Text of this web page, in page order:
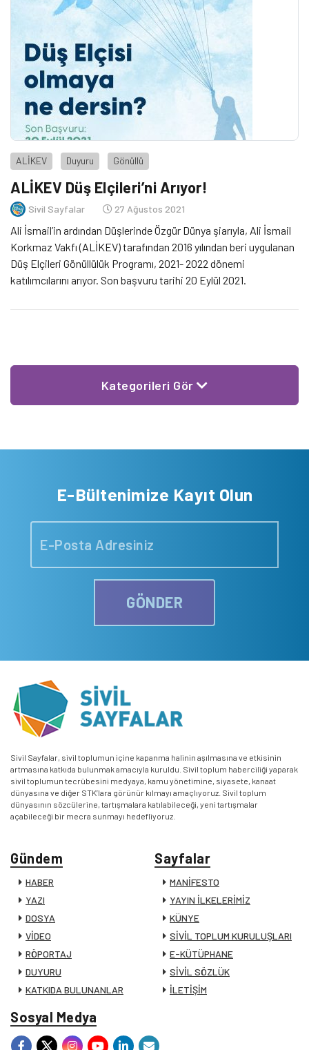
ALİKEV Duyuru Gönüllü
ALİKEV Düş Elçileri’ni Arıyor!
Sivil Sayfalar 27 Ağustos 2021
Ali İsmail’in ardından Düşlerinde Özgür Dünya şiarıyla, Ali İsmail
Korkmaz Vakfı (ALİKEV) tarafından 2016 yılından beri uygulanan
Düş Elçileri Gönüllülük Programı, 2021- 2022 dönemi
katılımcılarını arıyor. Son başvuru tarihi 20 Eylül 2021.
Kategorileri Gör
E-Bültenimize Kayıt Olun
GÖNDER
Sivil Sayfalar, sivil toplumun içine kapanma halinin aşılmasına ve etkisinin
artmasına katkıda bulunmak amacıyla kuruldu. Sivil toplum haberciliği yaparak
sivil toplumun tecrübesini medyaya, kamu yönetimine, siyasete, kanaat
dünyasına ve diğer STK’lara görünür kılmayı amaçlıyoruz. Sivil toplum
dünyasının sözcülerine, tartışmalara katılabileceği, yeni tartışmalar
açabileceği bir mecra sunmayı hedefliyoruz.
Gündem
HABER
YAZI
DOSYA
VİDEO
RÖPORTAJ
DUYURU
KATKIDA BULUNANLAR
Sayfalar
MANİFESTO
YAYIN İLKELERİMİZ
KÜNYE
SİVİL TOPLUM KURULUŞLARI
E-KÜTÜPHANE
SİVİL SÖZLÜK
İLETİŞİM
Sosyal Medya